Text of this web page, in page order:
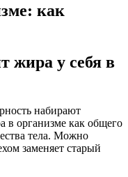
как
жира у себя в
набирают
в организме как общего
тела. Можно
заменяет старый